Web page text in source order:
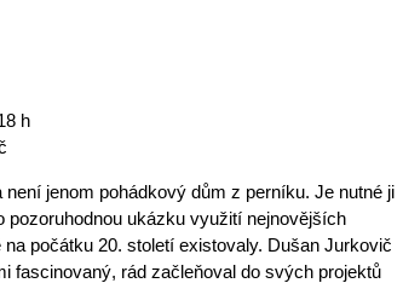
h
jenom pohádkový dům z perníku. Je nutné ji
pozoruhodnou ukázku využití nejnovějších
na počátku 20. století existovaly. Dušan Jurkovič
fascinovaný, rád začleňoval do svých projektů